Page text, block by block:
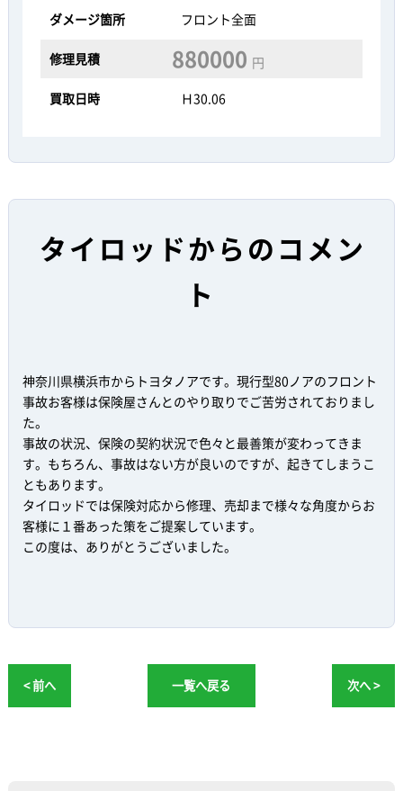
ダメージ箇所
フロント全面
修理見積 880000 円
買取日時
Ｈ30.06
タイロッドからのコメン
ト
神奈川県横浜市からトヨタノアです。現行型80ノアのフロント
事故お客様は保険屋さんとのやり取りでご苦労されておりまし
た。
事故の状況、保険の契約状況で色々と最善策が変わってきま
す。もちろん、事故はない方が良いのですが、起きてしまうこ
ともあります。
タイロッドでは保険対応から修理、売却まで様々な角度からお
客様に１番あった策をご提案しています。
この度は、ありがとうございました。
< 前へ 一覧へ戻る 次へ >